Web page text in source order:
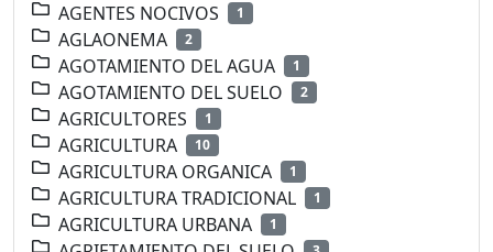
AGENTES NOCIVOS 1
AGLAONEMA 2
AGOTAMIENTO DEL AGUA 1
AGOTAMIENTO DEL SUELO 2
AGRICULTORES 1
AGRICULTURA 10
AGRICULTURA ORGANICA 1
AGRICULTURA TRADICIONAL 1
AGRICULTURA URBANA 1